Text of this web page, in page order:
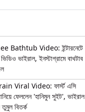
Bathtub Video: ইন্টারনেটে
ভিডিও ভাইরাল, ইনস্টাগ্রামে বাথটাব
Viral Video: ফার্স্ট এসি
ফেললেন 'হানিমুন সুইট', ভাইরাল
তুমুল বিতর্ক